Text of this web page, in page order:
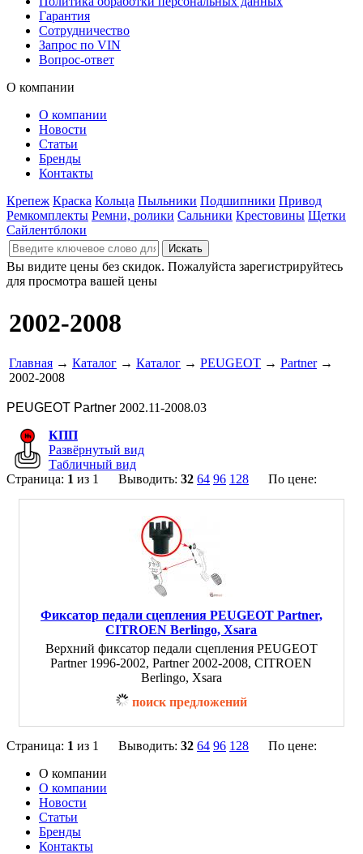
Гарантия
Сотрудничество
Запрос по VIN
Вопрос-ответ
О компании
О компании
Новости
Статьи
Бренды
Контакты
Крепеж Краска Кольца Пыльники Подшипники Привод
Ремкомплекты Ремни, ролики Сальники Крестовины Щетки
Сайлентблоки
Вы видите цены без скидок. Пожалуйста зарегистрируйтесь
для просмотра вашей цены
2002-2008
Главная → Каталог → Каталог → PEUGEOT → Partner→
2002-2008
PEUGEOT Partner 2002.11-2008.03
КПП
Развёрнутый вид
Табличный вид
Страница: 1 из 1 Выводить: 32 64 96 128 По цене:
Фиксатор педали сцепления PEUGEOT Partner,
CITROEN Berlingo, Xsara
Верхний фиксатор педали сцепления PEUGEOT
Partner 1996-2002, Partner 2002-2008, CITROEN
Berlingo, Xsara
поиск предложений
Страница: 1 из 1 Выводить: 32 64 96 128
По цене:
О компании
О компании
Новости
Статьи
Бренды
Контакты